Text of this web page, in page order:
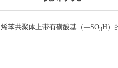
苯共聚体上带有磺酸基（—SO3H）